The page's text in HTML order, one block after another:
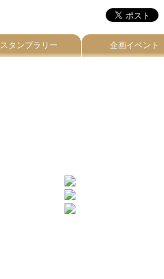
スタンプラリー 企画イベント